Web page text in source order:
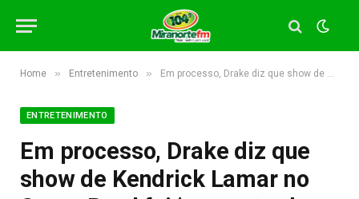
Home » Entretenimento » Em processo, Drake diz que show de Kendrick Lamar no Super Bowl foi ‘orquestrado para assassinar o caráter de outro artista’
ENTRETENIMENTO
Em processo, Drake diz que
show de Kendrick Lamar no